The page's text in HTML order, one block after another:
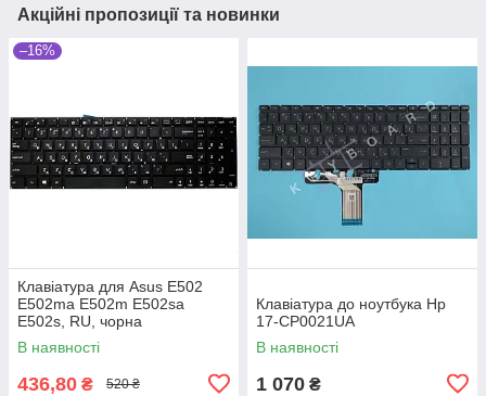
Акційні пропозиції та новинки
–16%
Клавіатура для Asus E502
E502ma E502m E502sa
E502s, RU, чорна
В наявності
436,80 ₴ 520 ₴
Клавіатура до ноутбука Hp
17-CP0021UA
В наявності
1 070 ₴